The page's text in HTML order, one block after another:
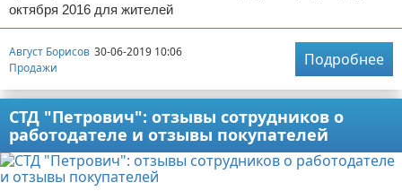
октября 2016 для жителей
Август Борисов 30-06-2019 10:06
Продажи
Подробнее
СТД "Петрович": отзывы сотрудников о
работодателе и отзывы покупателей